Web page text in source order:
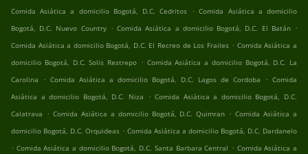
Comida Asiática a domicilio Bogotá, D.C. Cedritos . Comida Asiática a domicilio
Bogotá, D.C. Nuevo Country . Comida Asiática a domicilio Bogotá, D.C. El Batán .
Comida Asiática a domicilio Bogotá, D.C. El Recreo de Los Frailes . Comida Asiática a
domicilio Bogotá, D.C. Solis Restrepo . Comida Asiática a domicilio Bogotá, D.C. La
Carolina
. Comida Asiática a domicilio Bogotá, D.C. Lagos de Cordoba . Comida
Asiática a domicilio Bogotá, D.C. Niza
. Comida Asiática a domicilio Bogotá, D.C.
Calatrava . Comida Asiática a domicilio Bogotá, D.C. Quimran . Comida Asiática a
domicilio Bogotá, D.C. Orquideas . Comida Asiática a domicilio Bogotá, D.C. Dardanelo
. Comida Asiática a domicilio Bogotá, D.C. Santa Barbara Central . Comida Asiática a